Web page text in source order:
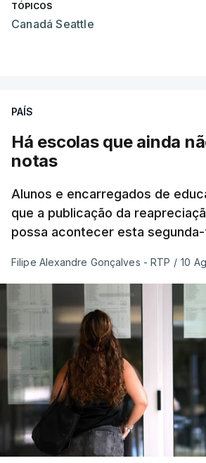
TÓPICOS
Canadá Seattle
PAÍS
Há escolas que ainda
notas
Alunos e encarregados de
que a publicação da
possa acontecer esta
Filipe Alexandre Gonçalves - RTP / 10